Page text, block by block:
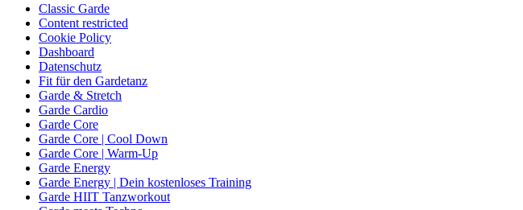
Classic Garde
Content restricted
Cookie Policy
Dashboard
Datenschutz
Fit für den Gardetanz
Garde & Stretch
Garde Cardio
Garde Core
Garde Core | Cool Down
Garde Core | Warm-Up
Garde Energy
Garde Energy | Dein kostenloses Training
Garde HIIT Tanzworkout